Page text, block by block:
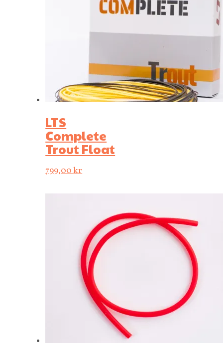
LTS
Complete
Trout Float
799,00kr